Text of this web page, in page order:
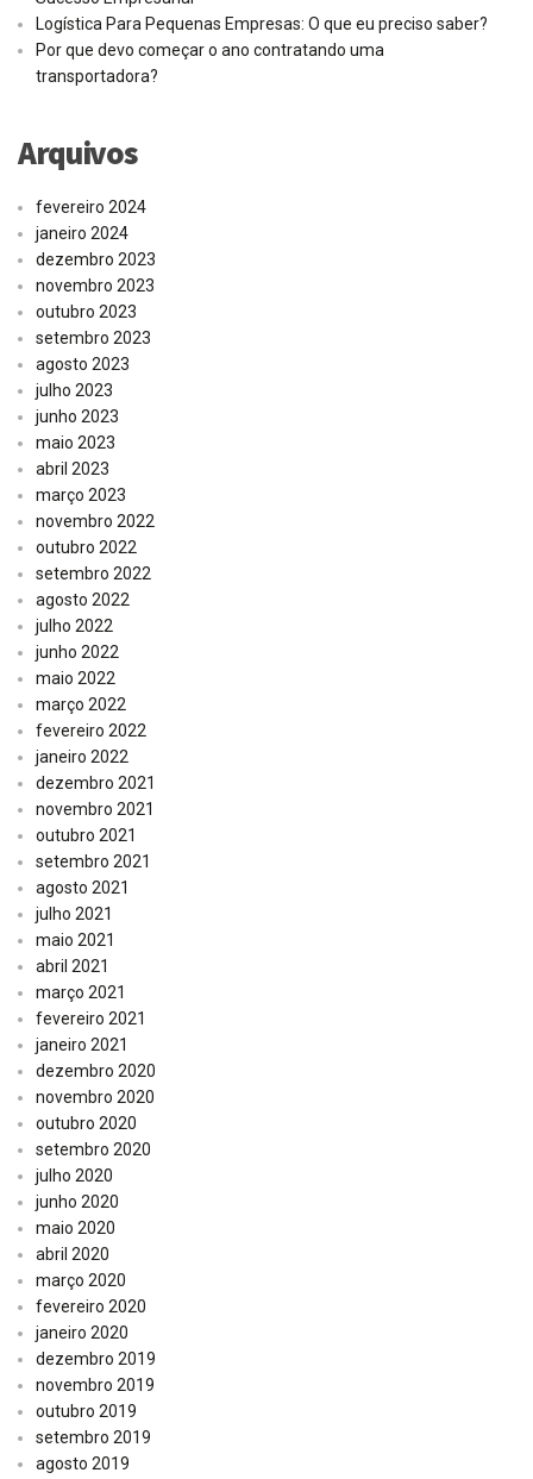
Logística Para Pequenas Empresas: O que eu preciso saber?
Por que devo começar o ano contratando uma
transportadora?
Arquivos
fevereiro 2024
janeiro 2024
dezembro 2023
novembro 2023
outubro 2023
setembro 2023
agosto 2023
julho 2023
junho 2023
maio 2023
abril 2023
março 2023
novembro 2022
outubro 2022
setembro 2022
agosto 2022
julho 2022
junho 2022
maio 2022
março 2022
fevereiro 2022
janeiro 2022
dezembro 2021
novembro 2021
outubro 2021
setembro 2021
agosto 2021
julho 2021
maio 2021
abril 2021
março 2021
fevereiro 2021
janeiro 2021
dezembro 2020
novembro 2020
outubro 2020
setembro 2020
julho 2020
junho 2020
maio 2020
abril 2020
março 2020
fevereiro 2020
janeiro 2020
dezembro 2019
novembro 2019
outubro 2019
setembro 2019
agosto 2019